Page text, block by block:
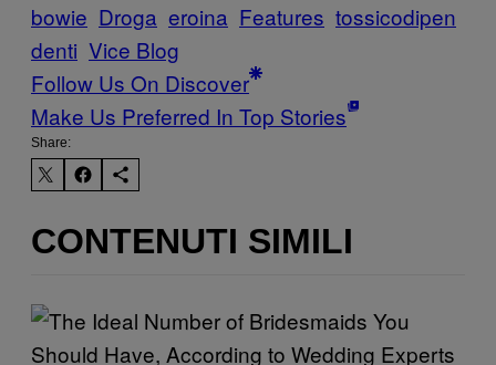
bowie Droga eroina Features tossicodipen
denti Vice Blog
Follow Us On Discover
Make Us Preferred In Top Stories
Share:
CONTENUTI SIMILI